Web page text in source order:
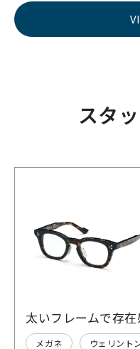
スタ
太いフレームで存在
メガネ ウェリント